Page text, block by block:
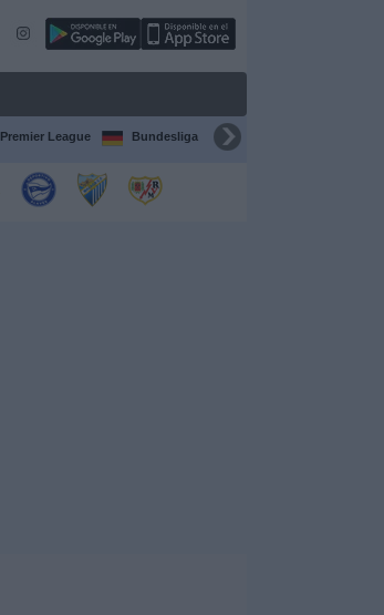
Premier League Bundesliga Supercopa de España